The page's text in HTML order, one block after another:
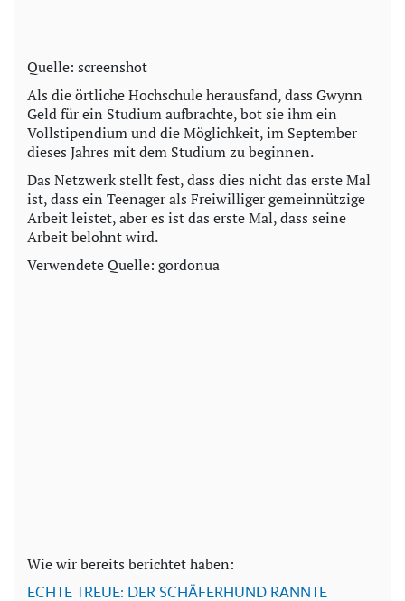
Quelle: screenshot
Als die örtliche Hochschule herausfand, dass Gwynn
Geld für ein Studium aufbrachte, bot sie ihm ein
Vollstipendium und die Möglichkeit, im September
dieses Jahres mit dem Studium zu beginnen.
Das Netzwerk stellt fest, dass dies nicht das erste Mal
ist, dass ein Teenager als Freiwilliger gemeinnützige
Arbeit leistet, aber es ist das erste Mal, dass seine
Arbeit belohnt wird.
Verwendete Quelle: gordonua
Wie wir bereits berichtet haben:
ECHTE TREUE: DER SCHÄFERHUND RANNTE